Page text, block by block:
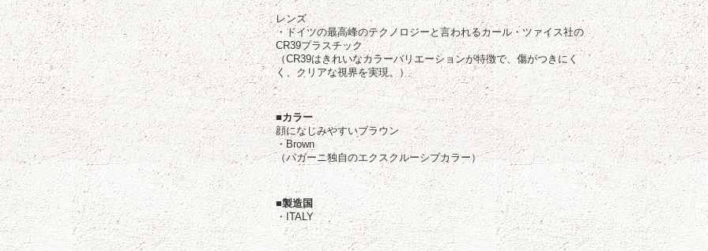
レンズ
・ドイツの最高峰のテクノロジーと言われるカール・ツァイス社の
CR39プラスチック
（CR39はきれいなカラーバリエーションが特徴で、傷がつきにく
く、クリアな視界を実現。）
■カラー
顔になじみやすいブラウン
・Brown
（パガーニ独自のエクスクルーシブカラー）
■製造国
・ITALY